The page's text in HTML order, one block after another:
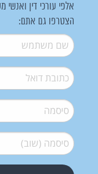
אלפי עורכי דין
הצטרפו גם אתם:
שם משתמש*
דואל*
סיסמה*
סיסמה (שוב)*